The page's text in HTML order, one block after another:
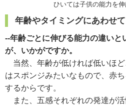
ひいては子供の能力を
年齢やタイミングにあわせ
--年齢ごとに伸びる能力の違いと
が、いかがですか。
当然、年齢が低ければ低いほ
はスポンジみたいなもので、赤
するからです。
また、五感それぞれの発達が活